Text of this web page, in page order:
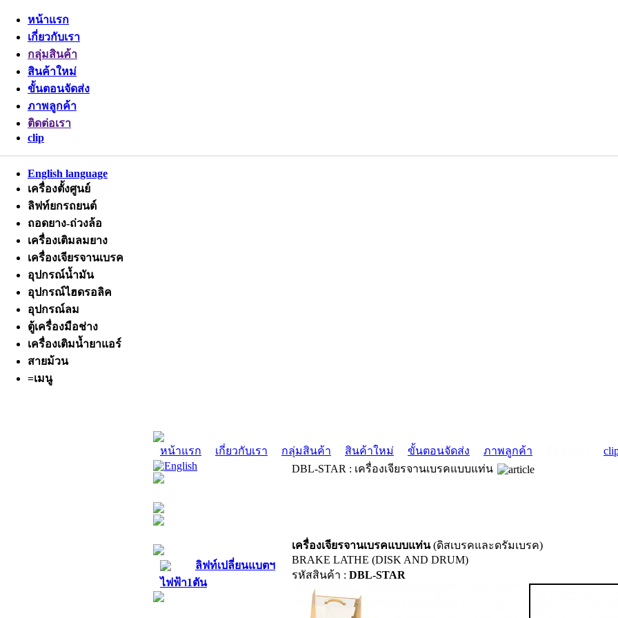
หน้าแรก
เกี่ยวกับเรา
กลุ่มสินค้า
สินค้าใหม่
ขั้นตอนจัดส่ง
ภาพลูกค้า
ติดต่อเรา
clip
English language
เครื่องตั้งศูนย์
ลิฟท์ยกรถยนต์
ถอดยาง-ถ่วงล้อ
เครื่องเติมลมยาง
เครื่องเจียรจานเบรค
อุปกรณ์น้ำมัน
อุปกรณ์ไฮดรอลิค
อุปกรณ์ลม
ตู้เครื่องมือช่าง
เครื่องเติมน้ำยาแอร์
สายม้วน
=เมนู
หน้าแรก เกี่ยวกับเรา กลุ่มสินค้า สินค้าใหม่ ขั้นตอนจัดส่ง ภาพลูกค้า
ลิฟท์เปลี่ยนแบตฯ
ไฟฟ้า1ตัน
DBL-STAR : เครื่องเจียรจานเบรคแบบแท่น
เครื่องเจียรจานเบรคแบบแท่น(ดิสเบรคและดรัมเบรค)
BRAKE LATHE (DISK AND DRUM)
รหัสสินค้า : DBL-STAR